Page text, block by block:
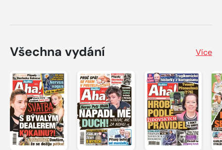
Všechna vydání Více